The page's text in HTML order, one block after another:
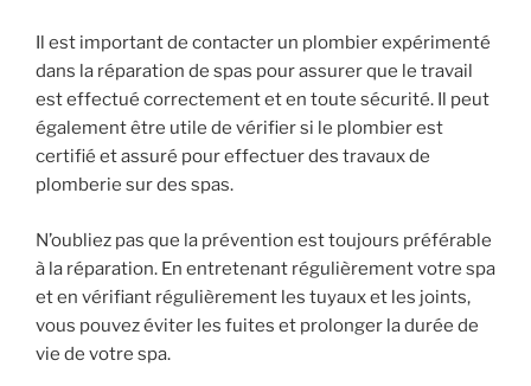
Il est important de contacter un plombier expérimenté
dans la réparation de spas pour assurer que le travail
est effectué correctement et en toute sécurité. Il peut
également être utile de vérifier si le plombier est
certifié et assuré pour effectuer des travaux de
plomberie sur des spas.
N’oubliez pas que la prévention est toujours préférable
à la réparation. En entretenant régulièrement votre spa
et en vérifiant régulièrement les tuyaux et les joints,
vous pouvez éviter les fuites et prolonger la durée de
vie de votre spa.